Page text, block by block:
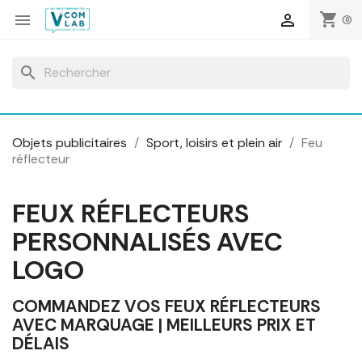
 shopping_cart (0)

search
Objets publicitaires Sport, loisirs et plein air
Feu
réflecteur
FEUX RÉFLECTEURS
PERSONNALISÉS AVEC
LOGO
COMMANDEZ VOS FEUX RÉFLECTEURS
AVEC MARQUAGE | MEILLEURS PRIX ET
DÉLAIS
Panneau de gestion des cookies